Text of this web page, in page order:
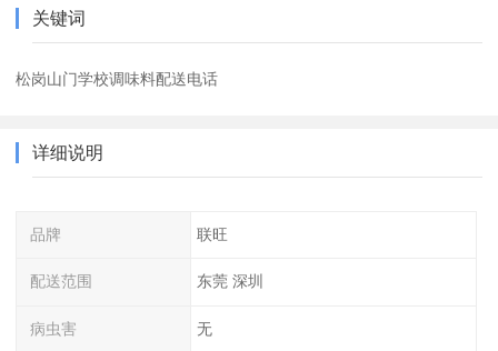
关键词
松岗山门学校调味料配送电话
详细说明
品牌 联旺
配送范围 东莞 深圳
病虫害 无